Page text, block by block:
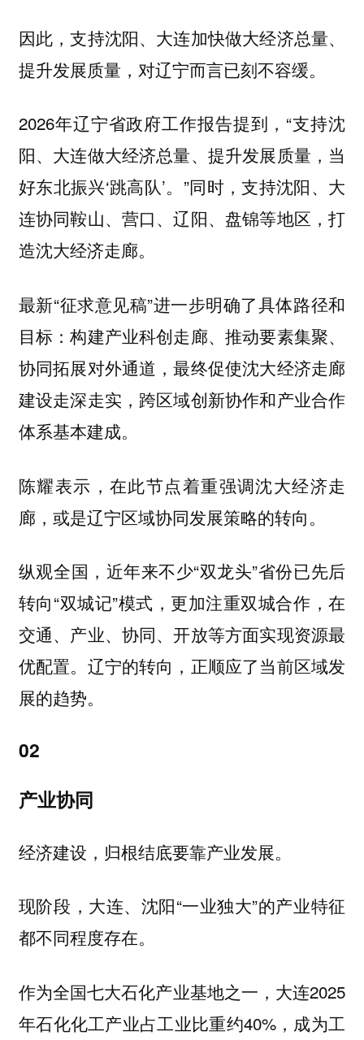
因此，支持沈阳、大连加快做大经济总量、
提升发展质量，对辽宁而言已刻不容缓。
2026年辽宁省政府工作报告提到，“支持沈
阳、大连做大经济总量、提升发展质量，当
好东北振兴‘跳高队’。”同时，支持沈阳、大
连协同鞍山、营口、辽阳、盘锦等地区，打
造沈大经济走廊。
最新“征求意见稿”进一步明确了具体路径和
目标：构建产业科创走廊、推动要素集聚、
协同拓展对外通道，最终促使沈大经济走廊
建设走深走实，跨区域创新协作和产业合作
体系基本建成。
陈耀表示，在此节点着重强调沈大经济走
廊，或是辽宁区域协同发展策略的转向。
纵观全国，近年来不少“双龙头”省份已先后
转向“双城记”模式，更加注重双城合作，在
交通、产业、协同、开放等方面实现资源最
优配置。辽宁的转向，正顺应了当前区域发
展的趋势。
02
产业协同
经济建设，归根结底要靠产业发展。
现阶段，大连、沈阳“一业独大”的产业特征
都不同程度存在。
作为全国七大石化产业基地之一，大连2025
年石化化工产业占工业比重约40%，成为工